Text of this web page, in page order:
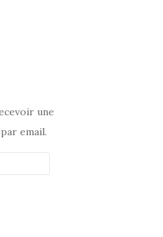
une
email.